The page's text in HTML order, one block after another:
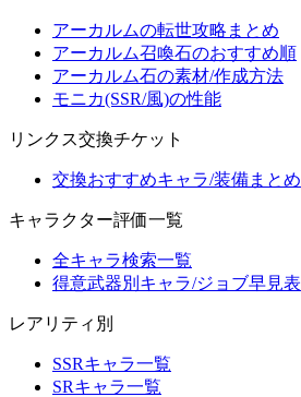
アーカルムの転世攻略まとめ
アーカルム召喚石のおすすめ順
アーカルム石の素材/作成方法
モニカ(SSR/風)の性能
リンクス交換チケット
交換おすすめキャラ/装備まとめ
キャラクター評価一覧
全キャラ検索一覧
得意武器別キャラ/ジョブ早見表
レアリティ別
SSRキャラ一覧
SRキャラ一覧